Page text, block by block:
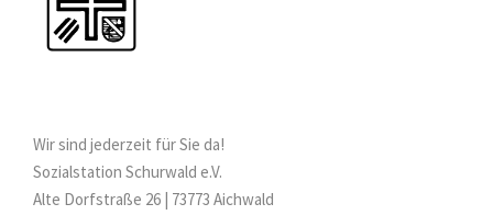
Wir sind jederzeit für Sie da!
Sozialstation Schurwald e.V.
Alte Dorfstraße 26 | 73773 Aichwald